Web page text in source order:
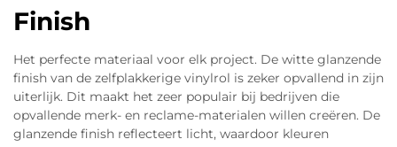
Finish
Het perfecte materiaal voor elk project. De witte glanzende
finish van de zelfplakkerige vinylrol is zeker opvallend in zijn
uiterlijk. Dit maakt het zeer populair bij bedrijven die
opvallende merk- en reclame-materialen willen creëren. De
glanzende finish reflecteert licht, waardoor kleuren